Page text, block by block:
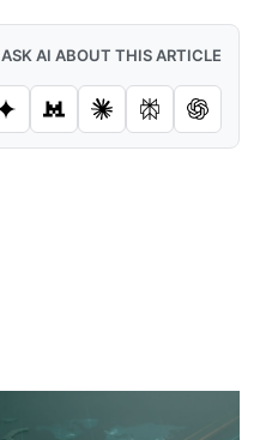
ASK AI ABOUT THIS ARTICLE